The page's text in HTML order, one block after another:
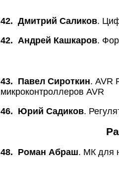
42. Дмитрий Саликов.
42. Андрей Кашкаров.
43. Павел Сироткин. AVR
микроконтроллеров AVR
46. Юрий Садиков.
48. Роман Абраш. МК для